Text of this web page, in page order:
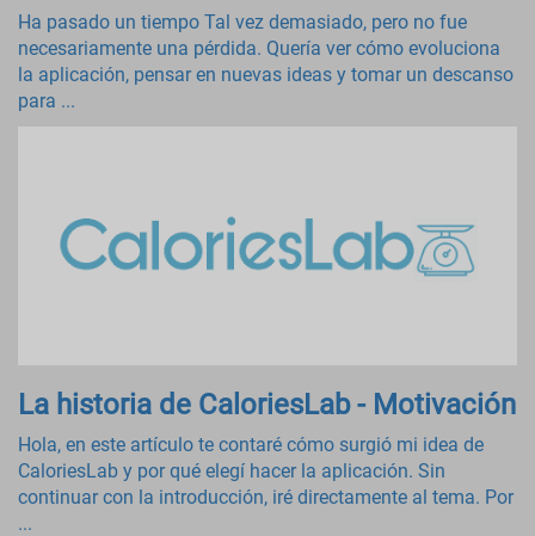
Ha pasado un tiempo Tal vez demasiado, pero no fue
necesariamente una pérdida. Quería ver cómo evoluciona
la aplicación, pensar en nuevas ideas y tomar un descanso
para ...
La historia de CaloriesLab - Motivación
Hola, en este artículo te contaré cómo surgió mi idea de
CaloriesLab y por qué elegí hacer la aplicación. Sin
continuar con la introducción, iré directamente al tema. Por
...